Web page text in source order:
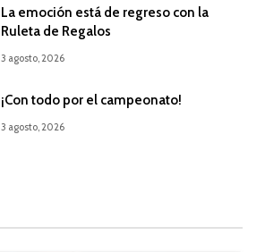
La emoción está de regreso con la
Ruleta de Regalos
3 agosto, 2026
¡Con todo por el campeonato!
3 agosto, 2026